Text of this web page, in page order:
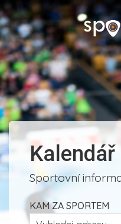
Sportovní
KAM ZA SPORTEM